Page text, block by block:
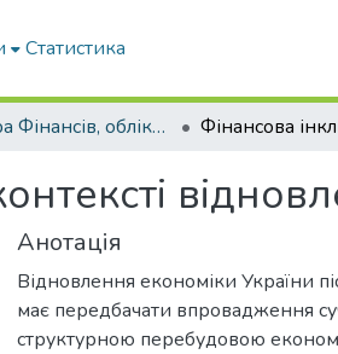
Статистика
Кафедра Фінансів, обліку і оподаткування
Анотація
Відновлення економіки України
має передбачати впровадження
структурною перебудовою